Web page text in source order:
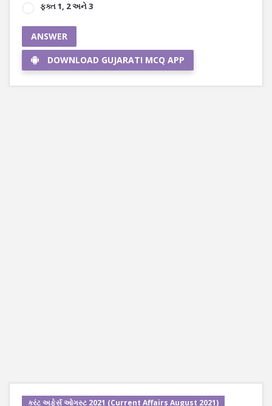
ફક્ત 1, 2 અને 3
ANSWER
DOWNLOAD GUJARATI MCQ APP
કરંટ અફેર્સ ઓગસ્ટ 2021 (Current Affairs August 2021)